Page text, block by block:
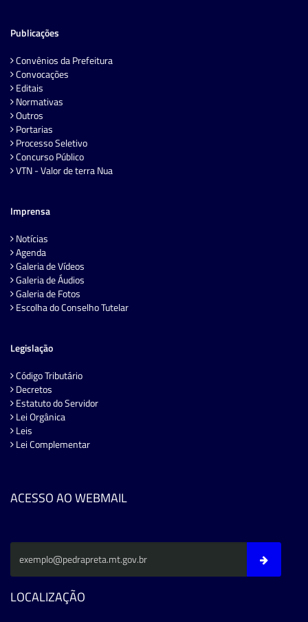
Publicações
Convênios da Prefeitura
Convocações
Editais
Normativas
Outros
Portarias
Processo Seletivo
Concurso Público
VTN - Valor de terra Nua
Imprensa
Notícias
Agenda
Galeria de Vídeos
Galeria de Áudios
Galeria de Fotos
Escolha do Conselho Tutelar
Legislação
Código Tributário
Decretos
Estatuto do Servidor
Lei Orgânica
Leis
Lei Complementar
ACESSO AO WEBMAIL
LOCALIZAÇÃO